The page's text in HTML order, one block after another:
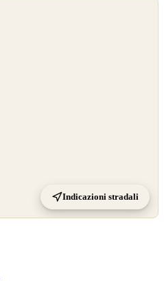
Indicazioni stradali